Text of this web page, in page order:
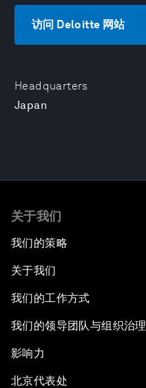
Headquarters
Japan
访问 Deloitte 网站
关于我们
我们的策略
关于我们
我们的工作方式
我们的领导团队与组织治理
影响力
北京代表处